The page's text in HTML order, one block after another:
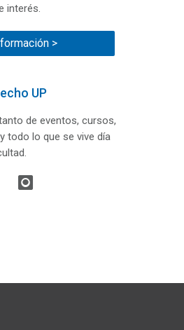
interés.
>
UP
de eventos, cursos,
todo lo que se vive día